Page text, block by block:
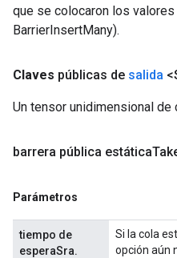
que se colocaron los valores
BarrierInsertMany).
Claves públicas de salida
Un tensor unidimensional
barrera pública estática
Parámetros
tiempo de
esperaSra.
Si la cola
opción aún